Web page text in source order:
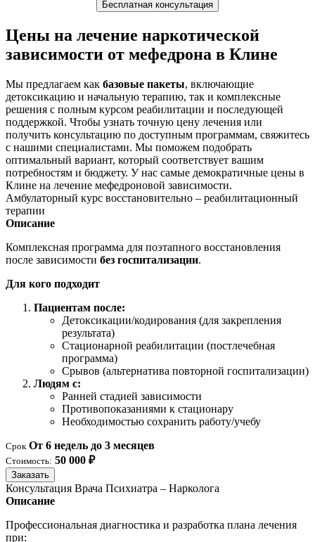
Бесплатная консультация
Цены на лечение наркотической
зависимости от мефедрона в Клине
Мы предлагаем как базовые пакеты, включающие
детоксикацию и начальную терапию, так и комплексные
решения с полным курсом реабилитации и последующей
поддержкой. Чтобы узнать точную цену лечения или
получить консультацию по доступным программам, свяжитесь
с нашими специалистами. Мы поможем подобрать
оптимальный вариант, который соответствует вашим
потребностям и бюджету. У нас самые демократичные цены в
Клине на лечение мефедроновой зависимости.
Амбулаторный курс восстановительно – реабилитационный
терапии
Описание
Комплексная программа для поэтапного восстановления
после зависимости без госпитализации.
Для кого подходит
Пациентам после:
Детоксикации/кодирования (для закрепления
результата)
Стационарной реабилитации (постлечебная
программа)
Срывов (альтернатива повторной госпитализации)
Людям с:
Ранней стадией зависимости
Противопоказаниями к стационару
Необходимостью сохранить работу/учебу
Срок От 6 недель до 3 месяцев
Стоимость: 50 000 ₽
Заказать
Консультация Врача Психиатра – Нарколога
Описание
Профессиональная диагностика и разработка плана лечения
при: